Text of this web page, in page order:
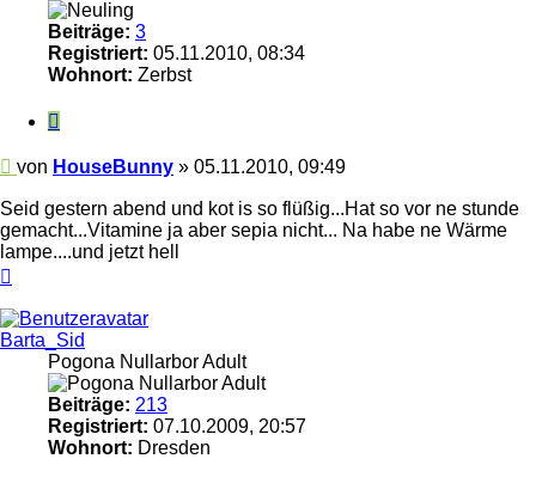
Beiträge: 3
Registriert: 05.11.2010, 08:34
Wohnort: Zerbst
Zitieren
Beitrag
von HouseBunny » 05.11.2010, 09:49
Seid gestern abend und kot is so flüßig...Hat so vor ne stunde
gemacht...Vitamine ja aber sepia nicht... Na habe ne Wärme
lampe....und jetzt hell
Barta_Sid
Pogona Nullarbor Adult
Beiträge: 213
Registriert: 07.10.2009, 20:57
Wohnort: Dresden